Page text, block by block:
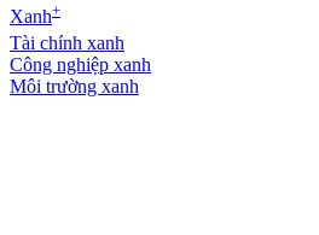
Xanh+
Tài chính xanh
Công nghiệp xanh
Môi trường xanh